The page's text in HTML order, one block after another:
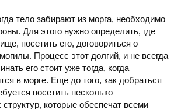
тело забирают из морга, необходимо
Для этого нужно определить, где
посетить его, договориться о
Процесс этот долгий, и не всегда
его стоит уже тогда, когда
в морге. Еще до того, как добраться
посетить несколько
структур, которые обеспечат всеми